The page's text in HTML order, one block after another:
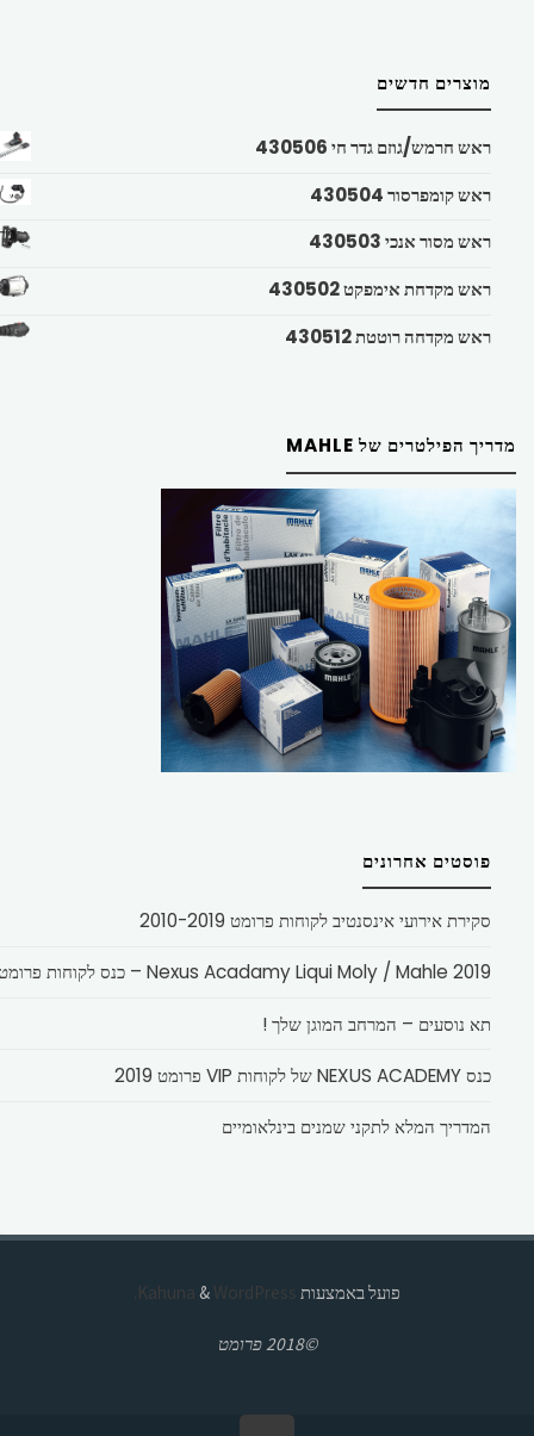
מוצרים חדשים
ראש חרמש/גוזם גדר חי 430506
ראש קומפרסור 430504
ראש מסור אנכי 430503
ראש מקדחת אימפקט 430502
ראש מקדחה רוטטת 430512
מדריך הפילטרים של MAHLE
פוסטים אחרונים
סקירת אירועי אינסנטיב לקוחות פרומט 2010-2019
Nexus Acadamy Liqui Moly / Mahle 2019 – כנס לקוחות פרומט
תא נוסעים – המרחב המוגן שלך !
כנס NEXUS ACADEMY של לקוחות VIP פרומט 2019
המדריך המלא לתקני שמנים בינלאומיים
פועל באמצעות & WordPress.
©2018 פרומט